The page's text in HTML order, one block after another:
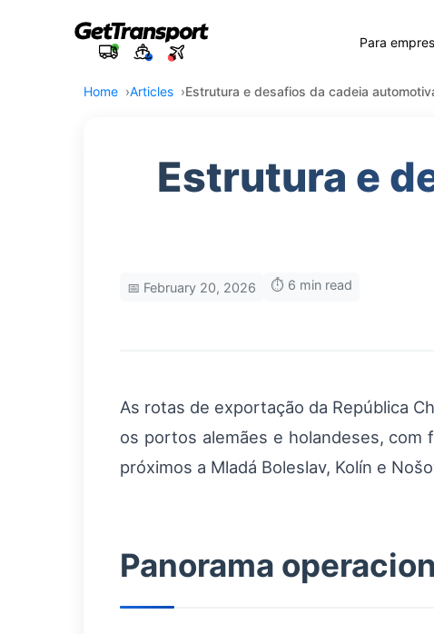
Para
Home Articles Estrutura e desafios da cadeia
Estrutura e
📅 February 20, 2026 ⏱️ 6 min read
As rotas de exportação da República
os portos alemães e holandeses,
próximos a Mladá Boleslav, Kolín e
Panorama